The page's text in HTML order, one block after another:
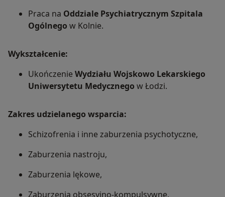
Praca na Oddziale Psychiatrycznym ­Szpitala
Ogólnego w Kolnie.
Wykształcenie:
Ukończenie Wydziału Wojskowo­ Lekarskiego
Uniwersytetu Medycznego w Łodzi.
Zakres udzielanego wsparcia:
Schizofrenia i inne zaburzenia psychotyczne,
Zaburzenia nastroju,
Zaburzenia lękowe,
Zaburzenia obsesyjno-kompulsywne,